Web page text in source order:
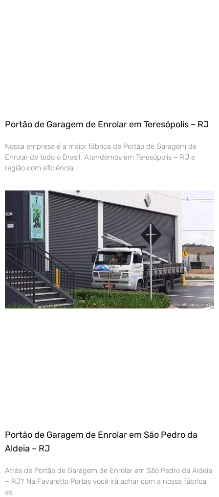
Portão de Garagem de Enrolar em Teresópolis – RJ
Nossa empresa é a maior fábrica de Portão de Garagem de
Enrolar de todo o Brasil. Atendemos em Teresópolis – RJ e
região com eficiência
Portão de Garagem de Enrolar em São Pedro da
Aldeia – RJ
Atrás de Portão de Garagem de Enrolar em São Pedro da Aldeia
– RJ? Na Favaretto Portas você irá achar com a nossa fábrica
as